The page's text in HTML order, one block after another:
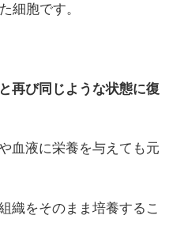
細胞です。
再び同じような状態に復
血液に栄養を与えても元
織をそのまま培養するこ